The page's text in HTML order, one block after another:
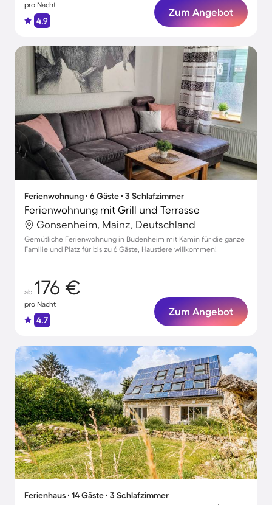
pro Nacht
4.9
Zum Angebot
Ferienwohnung ∙ 6 Gäste ∙ 3 Schlafzimmer
Ferienwohnung mit Grill und Terrasse
Gonsenheim, Mainz, Deutschland
Gemütliche Ferienwohnung in Budenheim mit Kamin für die ganze
Familie und Platz für bis zu 6 Gäste, Haustiere willkommen!
ab 176 €
pro Nacht
4.7
Zum Angebot
Ferienhaus ∙ 14 Gäste ∙ 3 Schlafzimmer